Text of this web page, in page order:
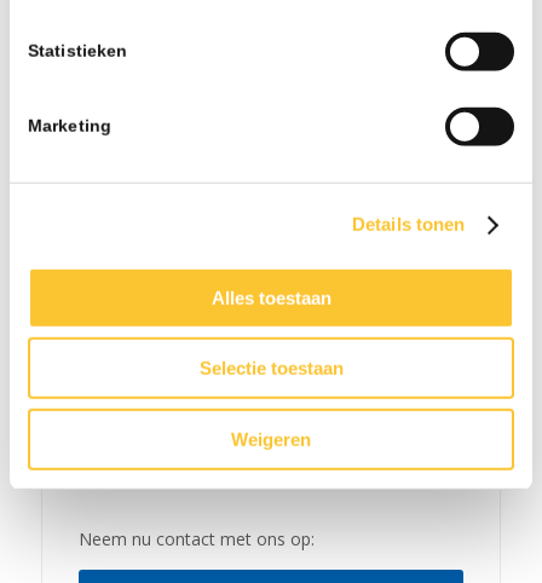
Statistieken
Marketing
Details tonen
Alles toestaan
Selectie toestaan
Weigeren
minimumloon per 1 juli
Nieuwsbrief week 24 Subsidie Praktijkleren &
06-26 - 08:21
Nieuwsbrief week 21 Veranderingen BPL
Neem nu contact met ons op: